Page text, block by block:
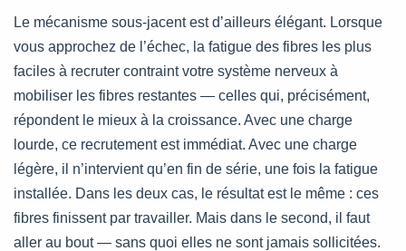
Le mécanisme sous-jacent est d’ailleurs élégant. Lorsque
vous approchez de l’échec, la fatigue des fibres les plus
faciles à recruter contraint votre système nerveux à
mobiliser les fibres restantes — celles qui, précisément,
répondent le mieux à la croissance. Avec une charge
lourde, ce recrutement est immédiat. Avec une charge
légère, il n’intervient qu’en fin de série, une fois la fatigue
installée. Dans les deux cas, le résultat est le même : ces
fibres finissent par travailler. Mais dans le second, il faut
aller au bout — sans quoi elles ne sont jamais sollicitées.